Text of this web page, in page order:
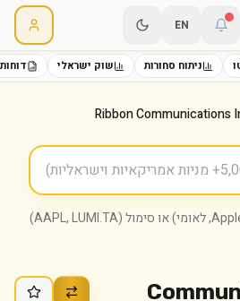
EN
ניתוח סחורות שוק ישראלי
Ribbon Communications